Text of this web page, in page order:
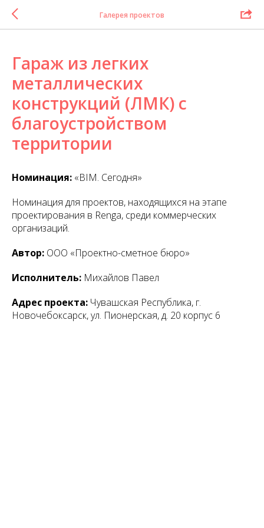
Галерея проектов
Гараж из легких
металлических
конструкций (ЛМК) с
благоустройством
территории
Номинация: «BIM. Сегодня»
Номинация для проектов, находящихся на этапе
проектирования в Renga, среди коммерческих
организаций.
Автор: ООО «Проектно-сметное бюро»
Исполнитель: Михайлов Павел
Адрес проекта: Чувашская Республика, г.
Новочебоксарск, ул. Пионерская, д. 20 корпус 6